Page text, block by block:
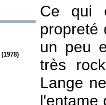
(1978)
Ce qui
propreté
un peu
très
Lange
l'entame